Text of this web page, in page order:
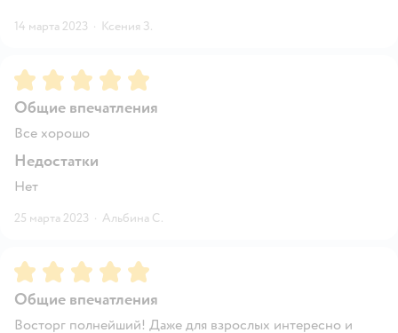
14 марта 2023 · Ксения З.
Рейтинг:5
Общие впечатления
Все хорошо
Недостатки
Нет
25 марта 2023 · Альбина С.
Рейтинг:5
Общие впечатления
Восторг полнейший! Даже для взрослых интересно и